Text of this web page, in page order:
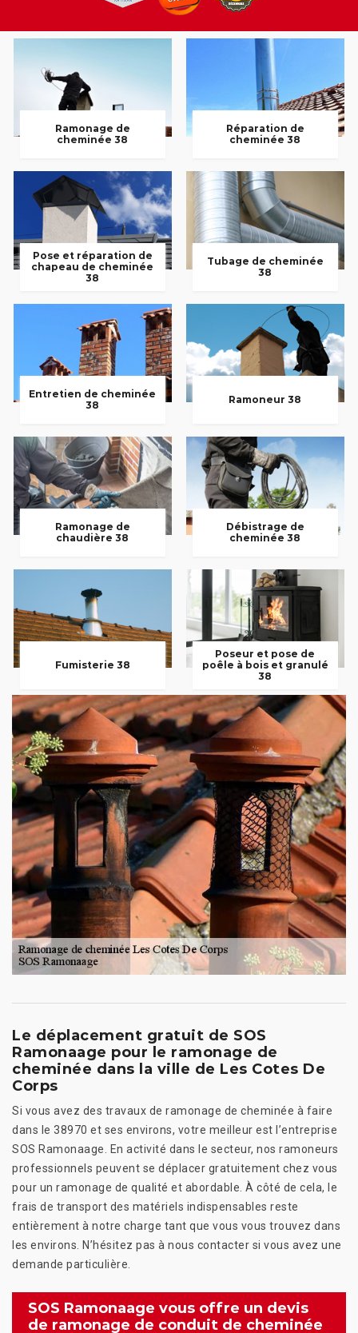
Ramonage de
cheminée 38
Réparation de
cheminée 38
Pose et réparation de
chapeau de cheminée
38
Tubage de cheminée
38
Entretien de cheminée
38
Ramoneur 38
Ramonage de
chaudière 38
Débistrage de
cheminée 38
Fumisterie 38
Poseur et pose de
poêle à bois et granulé
38
Le déplacement gratuit de SOS
Ramonaage pour le ramonage de
cheminée dans la ville de Les Cotes De
Corps
Si vous avez des travaux de ramonage de cheminée à faire
dans le 38970 et ses environs, votre meilleur est l’entreprise
SOS Ramonaage. En activité dans le secteur, nos ramoneurs
professionnels peuvent se déplacer gratuitement chez vous
pour un ramonage de qualité et abordable. À côté de cela, le
frais de transport des matériels indispensables reste
entièrement à notre charge tant que vous vous trouvez dans
les environs. N’hésitez pas à nous contacter si vous avez une
demande particulière.
SOS Ramonaage vous offre un devis
de ramonage de conduit de cheminée